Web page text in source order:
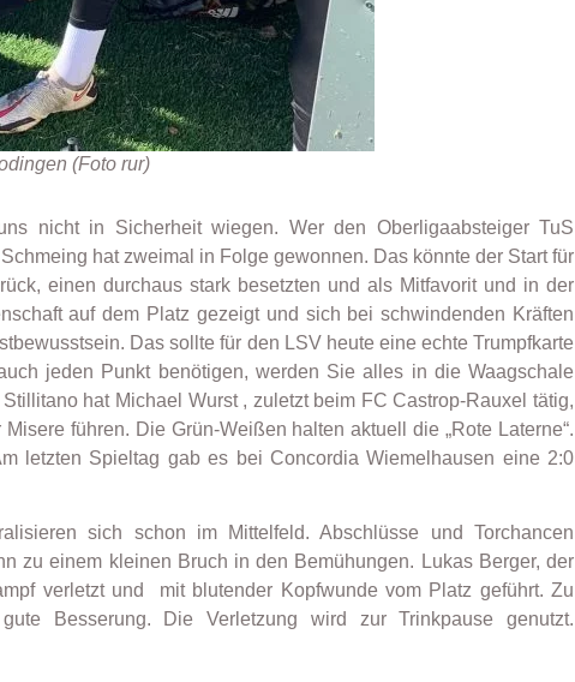
(Foto rur)
nicht in Sicherheit wiegen. Wer den Oberligaabsteiger TuS
hat zweimal in Folge gewonnen. Das könnte der Start für
einen durchaus stark besetzten und als Mitfavorit und in der
auf dem Platz gezeigt und sich bei schwindenden Kräften
Das sollte für den LSV heute eine echte Trumpfkarte
jeden Punkt benötigen, werden Sie alles in die Waagschale
hat Michael Wurst , zuletzt beim FC Castrop-Rauxel tätig,
führen. Die Grün-Weißen halten aktuell die „Rote Laterne“.
letzten Spieltag gab es bei Concordia Wiemelhausen eine 2:0
sich schon im Mittelfeld. Abschlüsse und Torchancen
zu einem kleinen Bruch in den Bemühungen. Lukas Berger, der
verletzt und mit blutender Kopfwunde vom Platz geführt. Zu
Besserung. Die Verletzung wird zur Trinkpause genutzt.